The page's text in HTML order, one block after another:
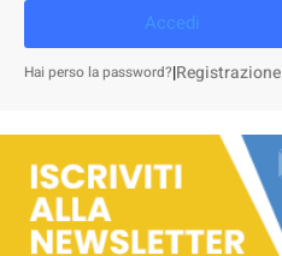
Accedi
Hai perso la password?|Registrazione